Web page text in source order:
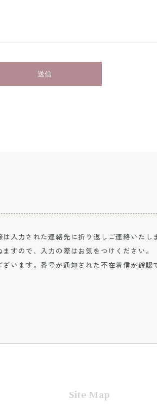
入力された連絡先に折り返しご連絡いたし
すので、入力の際はお気をつけください。
います。番号が通知された不在着信が確認
Site Map